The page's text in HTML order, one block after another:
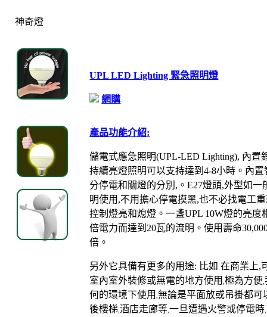
神奇燈
UPL LED Lighting 緊急照明燈
網購
產品功能介紹:
儲電式應急照明(UPL-LED Lighting), 內置
持續亮燈照明可以支持達到4-8小時。內置
分停電和關燈的分別 , 。E27燈頭,外型如一
明使用 ,不用擔心停電摸黑,也不必找電工
控制燈亮和熄燈。一盞UPL 10W燈的亮度
倍電力而達到 20瓦的流明。使用壽命
倍。
另外它具備有更多的用途: 比如 在商業上,
室內室外裝修或無電的地方使用 ,極為方便 ,
何的環境下使用 ,無論是平面放或吊掛都可
後樓梯 ,酒店走廊等 ,一旦遭遇火警或停電時